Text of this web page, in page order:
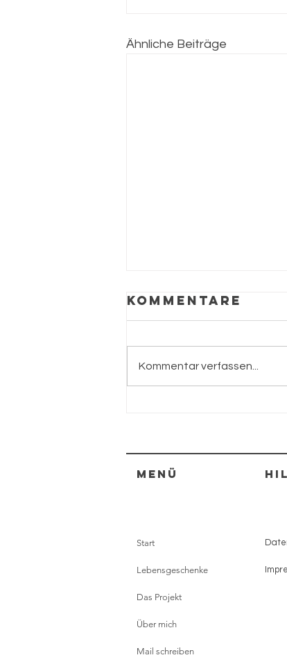
Ähnliche Beiträge
Kommentare
Kommentar verfassen...
Menü
Start
Lebensgeschenke
Das Projekt
Über mich
Mail schreiben